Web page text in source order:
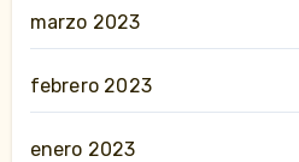
marzo 2023
febrero 2023
enero 2023